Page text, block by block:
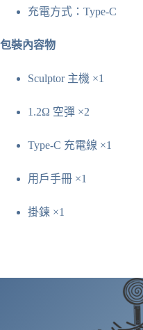
充電方式：Type-C
包裝內容物
Sculptor 主機 ×1
1.2Ω 空彈 ×2
Type-C 充電線 ×1
用戶手冊 ×1
掛鍊 ×1